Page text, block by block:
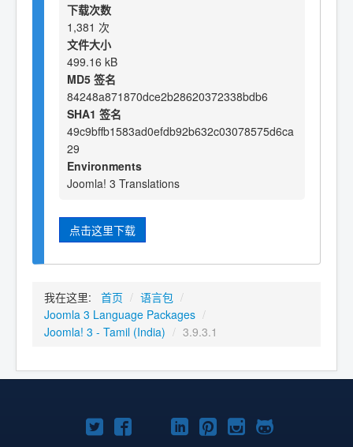
下载次数
1,381 次
文件大小
499.16 kB
MD5 签名
84248a871870dce2b28620372338bdb6
SHA1 签名
49c9bffb1583ad0efdb92b632c03078575d6ca
29
Environments
Joomla! 3 Translations
点击这里下载
我在这里: 首页 / 语言包 /
Joomla 3 Language Packages /
Joomla! 3 - Tamil (India) / 3.9.3.1
TwitterFacebookYouTube
LinkedIn
Pinterest
Instagram
GitHub